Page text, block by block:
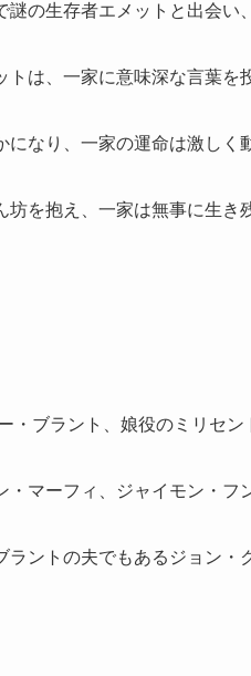
の生存者エメットと出会い
は、一家に意味深な言葉を
なり、一家の運命は激しく
を抱え、一家は無事に生き
・ブラント、娘役のミリセン
マーフィ、ジャイモン・フ
ントの夫でもあるジョン・